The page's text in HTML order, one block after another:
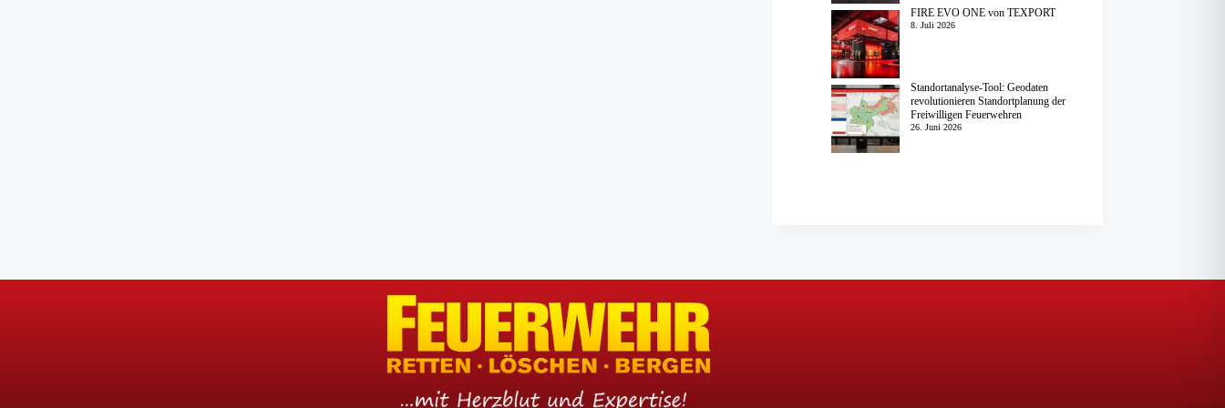
FIRE EVO ONE von TEXPORT
8. Juli 2026
Standortanalyse-Tool: Geodaten
revolutionieren Standortplanung der
Freiwilligen Feuerwehren
26. Juni 2026